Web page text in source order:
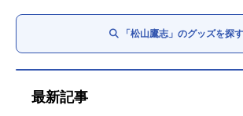
「松山鷹志」のグッズを探す
最新記事